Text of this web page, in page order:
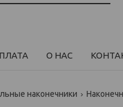
О НАС
наконечники